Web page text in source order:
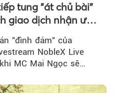
tung "át chủ bài"
giao dịch nhận ưu
"đình đám" của
NobleX Live
MC Mai Ngọc sẽ